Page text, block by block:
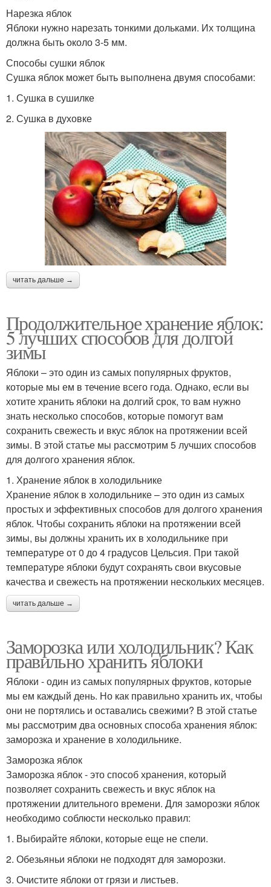
Нарезка яблок
Яблоки нужно нарезать тонкими дольками. Их толщина
должна быть около 3-5 мм.
Способы сушки яблок
Сушка яблок может быть выполнена двумя способами:
1. Сушка в сушилке
2. Сушка в духовке
читать дальше →
Продолжительное хранение яблок:
5 лучших способов для долгой
зимы
Яблоки – это один из самых популярных фруктов,
которые мы ем в течение всего года. Однако, если вы
хотите хранить яблоки на долгий срок, то вам нужно
знать несколько способов, которые помогут вам
сохранить свежесть и вкус яблок на протяжении всей
зимы. В этой статье мы рассмотрим 5 лучших способов
для долгого хранения яблок.
1. Хранение яблок в холодильнике
Хранение яблок в холодильнике – это один из самых
простых и эффективных способов для долгого хранения
яблок. Чтобы сохранить яблоки на протяжении всей
зимы, вы должны хранить их в холодильнике при
температуре от 0 до 4 градусов Цельсия. При такой
температуре яблоки будут сохранять свои вкусовые
качества и свежесть на протяжении нескольких месяцев.
читать дальше →
Заморозка или холодильник? Как
правильно хранить яблоки
Яблоки - один из самых популярных фруктов, которые
мы ем каждый день. Но как правильно хранить их, чтобы
они не портялись и оставались свежими? В этой статье
мы рассмотрим два основных способа хранения яблок:
заморозка и хранение в холодильнике.
Заморозка яблок
Заморозка яблок - это способ хранения, который
позволяет сохранить свежесть и вкус яблок на
протяжении длительного времени. Для заморозки яблок
необходимо соблюсти несколько правил:
1. Выбирайте яблоки, которые еще не спели.
2. Обезьяньи яблоки не подходят для заморозки.
3. Очистите яблоки от грязи и листьев.